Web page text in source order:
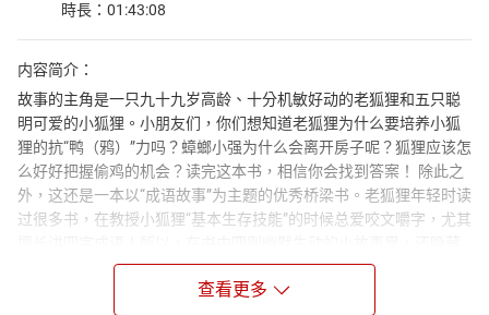
時長：01:43:08
内容简介：
故事的主角是一只九十九岁高龄、十分机敏好动的老狐狸和五只聪
明可爱的小狐狸。小朋友们，你们想知道老狐狸为什么要培养小狐
狸的抗“鸭（鸦）”力吗？蟑螂小强为什么会离开房子呢？狐狸应该怎
么好好把握偷鸡的机会？读完这本书，相信你会找到答案！ 除此之
外，这还是一本以“成语故事”为主题的优秀桥梁书。老狐狸年轻时读
过很多书，在教授小狐狸“基本生存技能”的时候总爱咬文嚼字，尤其
着许许多多的成语呢！大家可以边读边找，比比看，谁找到的成语
多，一起来参加“狐狸学堂大挑战”吧！
查看更多